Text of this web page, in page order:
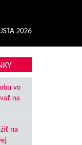
2026
vo
na
na